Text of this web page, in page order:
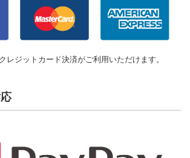
レジットカード決済がご利用いただけます。